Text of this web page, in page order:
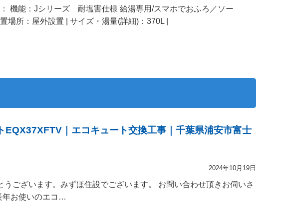
機能：Jシリーズ 耐塩害仕様 給湯専用/スマホでおふろ／ソー
所：屋外設置 | サイズ・湯量(詳細)：370L |
｜エコキュート交換工事｜千葉県浦安市富士
2024年10月19日
ございます。みずほ住設でございます。 お問い合わせ頂きお伺いさ
年お使いのエコ…